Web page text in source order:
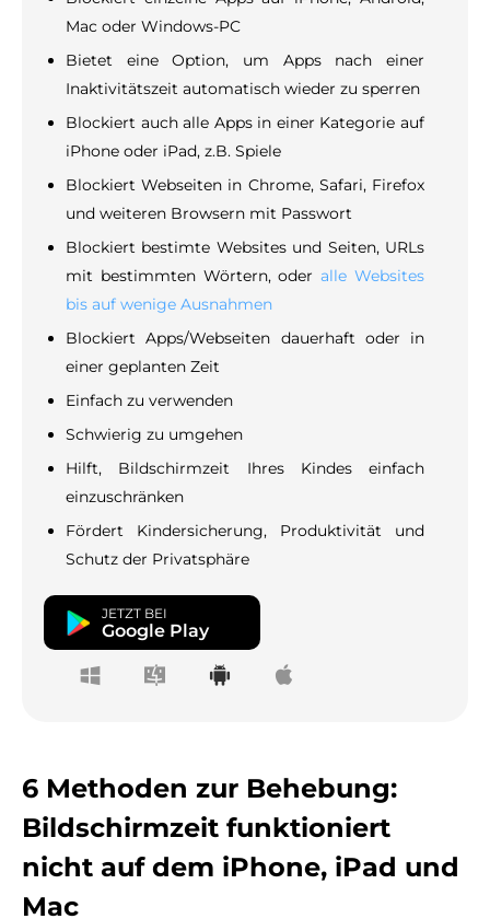
Mac oder Windows-PC
Bietet eine Option, um Apps nach einer
Inaktivitätszeit automatisch wieder zu sperren
Blockiert auch alle Apps in einer Kategorie auf
iPhone oder iPad, z.B. Spiele
Blockiert Webseiten in Chrome, Safari, Firefox
und weiteren Browsern mit Passwort
Blockiert bestimte Websites und Seiten, URLs
mit bestimmten Wörtern, oderalle Websites
bis auf wenige Ausnahmen
Blockiert Apps/Webseiten dauerhaft oder in
einer geplanten Zeit
Einfach zu verwenden
Schwierig zu umgehen
Hilft, Bildschirmzeit Ihres Kindes einfach
einzuschränken
Fördert Kindersicherung, Produktivität und
Schutz der Privatsphäre
JETZT BEI
Google Play
6 Methoden zur Behebung:
Bildschirmzeit funktioniert
nicht auf dem iPhone, iPad und
Mac